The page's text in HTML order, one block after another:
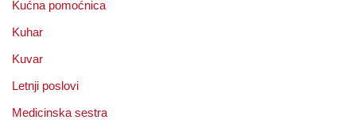
Kućna pomoćnica
Kuhar
Kuvar
Letnji poslovi
Medicinska sestra